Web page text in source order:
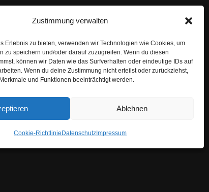
Zustimmung verwalten
Erlebnis zu bieten, verwenden wir Technologien wie Cookies, um
zu speichern und/oder darauf zuzugreifen. Wenn du diesen
können wir Daten wie das Surfverhalten oder eindeutige IDs auf
Wenn du deine Zustimmung nicht erteilst oder zurückziehst,
und Funktionen beeinträchtigt werden.
Ablehnen
Cookie-Richtlinie DatenschutzImpressum